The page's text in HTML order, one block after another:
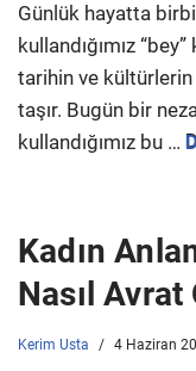
Günlük hayatta
kullandığımız
tarihin ve
taşır. Bugün bir
kullandığımız bu …
Kadın
Nasıl Avrat
Kerim Usta 4 Haziran